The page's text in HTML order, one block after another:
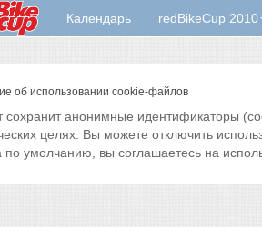
Календарь redBikeCup 2010
об использовании cookie-файлов
сохранит анонимные идентификаторы
целях. Вы можете отключить
по умолчанию, вы соглашаетесь на